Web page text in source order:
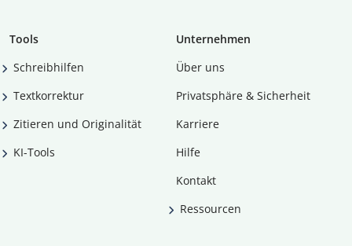
Tools
Schreibhilfen
Textkorrektur
Zitieren und Originalität
KI-Tools
Unternehmen
Über uns
Privatsphäre & Sicherheit
Karriere
Hilfe
Kontakt
Ressourcen